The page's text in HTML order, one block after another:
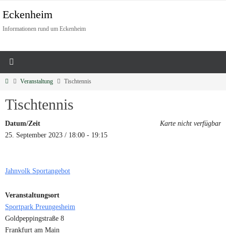
Eckenheim
Informationen rund um Eckenheim
Veranstaltung Tischtennis
Tischtennis
Karte nicht verfügbar
Datum/Zeit
25. September 2023 / 18:00 - 19:15
Jahnvolk Sportangebot
Veranstaltungsort
Sportpark Preungesheim
Goldpeppingstraße 8
Frankfurt am Main